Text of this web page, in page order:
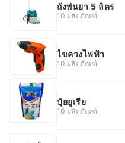
ถังพ่นยา 5 ลิตร
10 ผลิตภัณฑ์
ไขควงไฟฟ้า
10 ผลิตภัณฑ์
ปุ๋ยยูเรีย
10 ผลิตภัณฑ์